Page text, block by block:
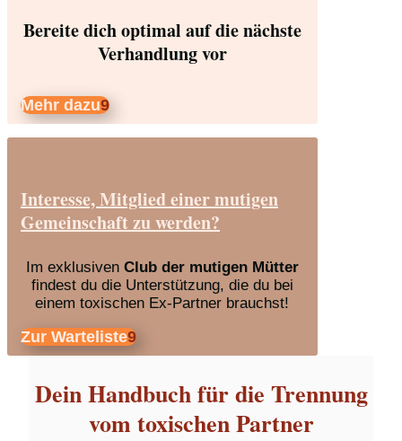
Bereite dich optimal auf die nächste
Verhandlung vor
Mehr dazu
Interesse, Mitglied einer mutigen
Gemeinschaft zu werden?
Im exklusiven Club der mutigen Mütter
findest du die Unterstützung, die du bei
einem toxischen Ex-Partner brauchst!
Zur Warteliste
Dein Handbuch für die Trennung
vom toxischen Partner